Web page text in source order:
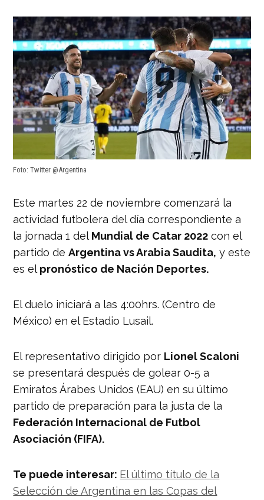
Foto: Twitter @Argentina
Este martes 22 de noviembre comenzará la
actividad futbolera del día correspondiente a
la jornada 1 del Mundial de Catar 2022 con el
partido deArgentina vs Arabia Saudita, y este
es el pronóstico de Nación Deportes.
El duelo iniciará a las 4:00hrs. (Centro de
México) en el Estadio Lusail.
El representativo dirigido por Lionel Scaloni
se presentará después de golear 0-5 a
Emiratos Árabes Unidos (EAU) en su último
partido de preparación para la justa de la
Federación Internacional de Futbol
Asociación (FIFA).
Te puede interesar: El último título de la
Selección de Argentina en las Copas del